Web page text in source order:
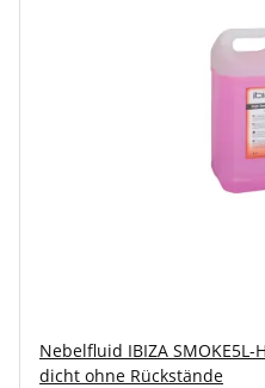
Nebelfluid IBIZA
dicht ohne Rückstände